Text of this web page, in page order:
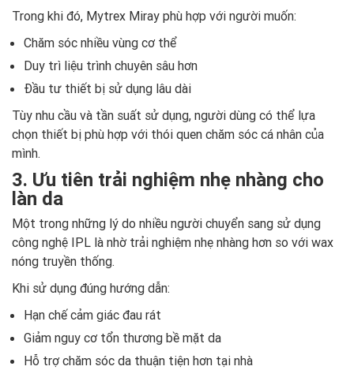
Trong khi đó, Mytrex Miray phù hợp với người muốn:
Chăm sóc nhiều vùng cơ thể
Duy trì liệu trình chuyên sâu hơn
Đầu tư thiết bị sử dụng lâu dài
Tùy nhu cầu và tần suất sử dụng, người dùng có thể lựa
chọn thiết bị phù hợp với thói quen chăm sóc cá nhân của
mình.
3. Ưu tiên trải nghiệm nhẹ nhàng cho
làn da
Một trong những lý do nhiều người chuyển sang sử dụng
công nghệ IPL là nhờ trải nghiệm nhẹ nhàng hơn so với wax
nóng truyền thống.
Khi sử dụng đúng hướng dẫn:
Hạn chế cảm giác đau rát
Giảm nguy cơ tổn thương bề mặt da
Hỗ trợ chăm sóc da thuận tiện hơn tại nhà